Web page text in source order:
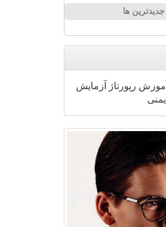
جدیدترین ها
آموزش رپورتاژ
آزمایش
ایمنی